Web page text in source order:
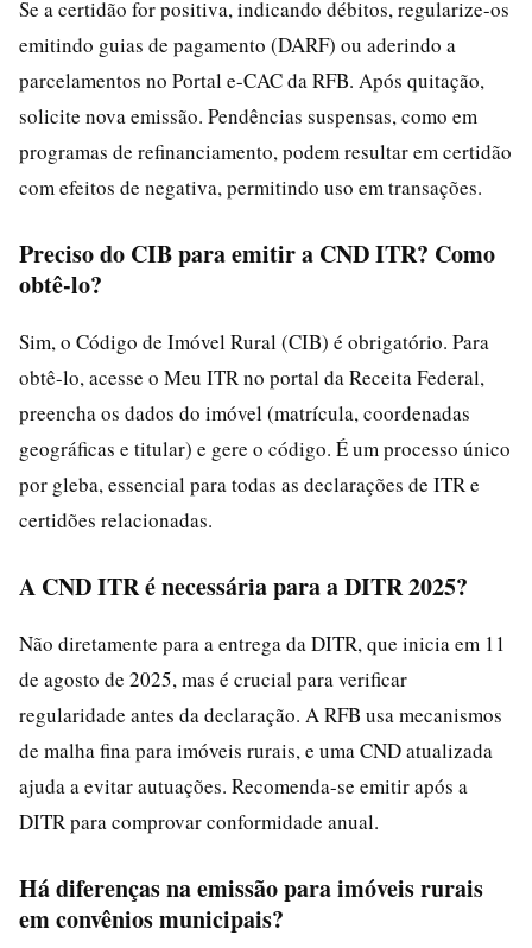
Se a certidão for positiva, indicando débitos, regularize-os
emitindo guias de pagamento (DARF) ou aderindo a
parcelamentos no Portal e-CAC da RFB. Após quitação,
solicite nova emissão. Pendências suspensas, como em
programas de refinanciamento, podem resultar em certidão
com efeitos de negativa, permitindo uso em transações.
Preciso do CIB para emitir a CND ITR? Como
obtê-lo?
Sim, o Código de Imóvel Rural (CIB) é obrigatório. Para
obtê-lo, acesse o Meu ITR no portal da Receita Federal,
preencha os dados do imóvel (matrícula, coordenadas
geográficas e titular) e gere o código. É um processo único
por gleba, essencial para todas as declarações de ITR e
certidões relacionadas.
A CND ITR é necessária para a DITR 2025?
Não diretamente para a entrega da DITR, que inicia em 11
de agosto de 2025, mas é crucial para verificar
regularidade antes da declaração. A RFB usa mecanismos
de malha fina para imóveis rurais, e uma CND atualizada
ajuda a evitar autuações. Recomenda-se emitir após a
DITR para comprovar conformidade anual.
Há diferenças na emissão para imóveis rurais
em convênios municipais?